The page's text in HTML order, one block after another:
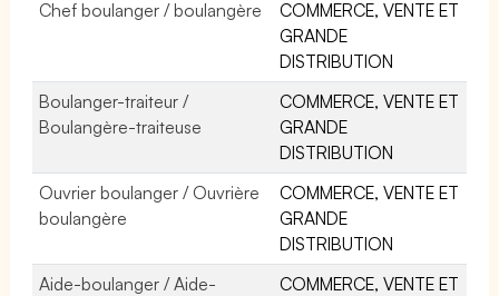
Chef boulanger / boulangère
COMMERCE, VENTE ET
GRANDE
DISTRIBUTION
Boulanger-traiteur /
Boulangère-traiteuse
COMMERCE, VENTE ET
GRANDE
DISTRIBUTION
Ouvrier boulanger / Ouvrière
boulangère
COMMERCE, VENTE ET
GRANDE
DISTRIBUTION
Aide-boulanger / Aide-
COMMERCE, VENTE ET